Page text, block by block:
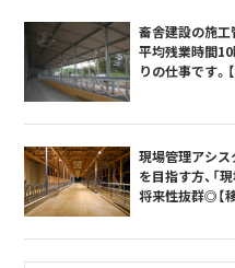
畜舎建設の施工
平均残業時間
りの仕事です。
現場管理アシス
を目指す方、「
将来性抜群◎【